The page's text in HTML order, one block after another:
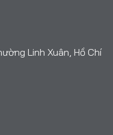
Linh Xuân, Hồ Chí